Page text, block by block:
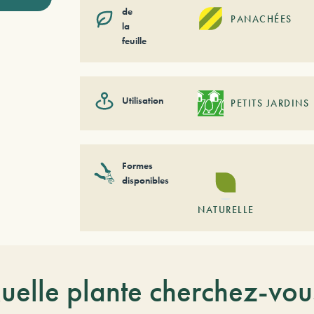
de
la
feuille
PANACHÉES
Utilisation PETITS JARDINS
Formes
disponibles
NATURELLE
plante cherchez-